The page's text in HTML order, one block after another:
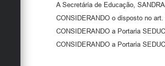
A Secretária de Educação,
CONSIDERANDO o disposto no art.
CONSIDERANDO a Portaria
CONSIDERANDO a Portaria